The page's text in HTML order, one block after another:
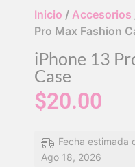
Inicio / Accesorios
Pro Max Fashion
iPhone 13
Case
$20.00
Fecha estimada
Ago 18, 2026